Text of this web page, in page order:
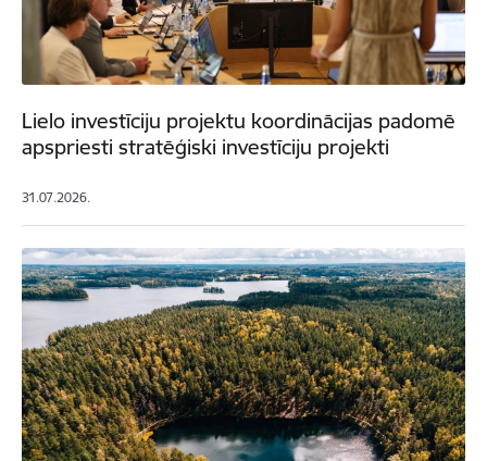
Lielo investīciju projektu koordinācijas padomē
apspriesti stratēģiski investīciju projekti
31.07.2026.